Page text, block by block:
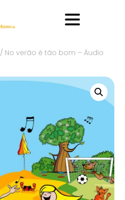
/ No verão é tão bom – Áudio